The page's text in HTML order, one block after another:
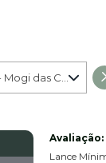
Jardim Rodeio - Mogi das Cruzes/SP - 001
Avaliação:
Lance